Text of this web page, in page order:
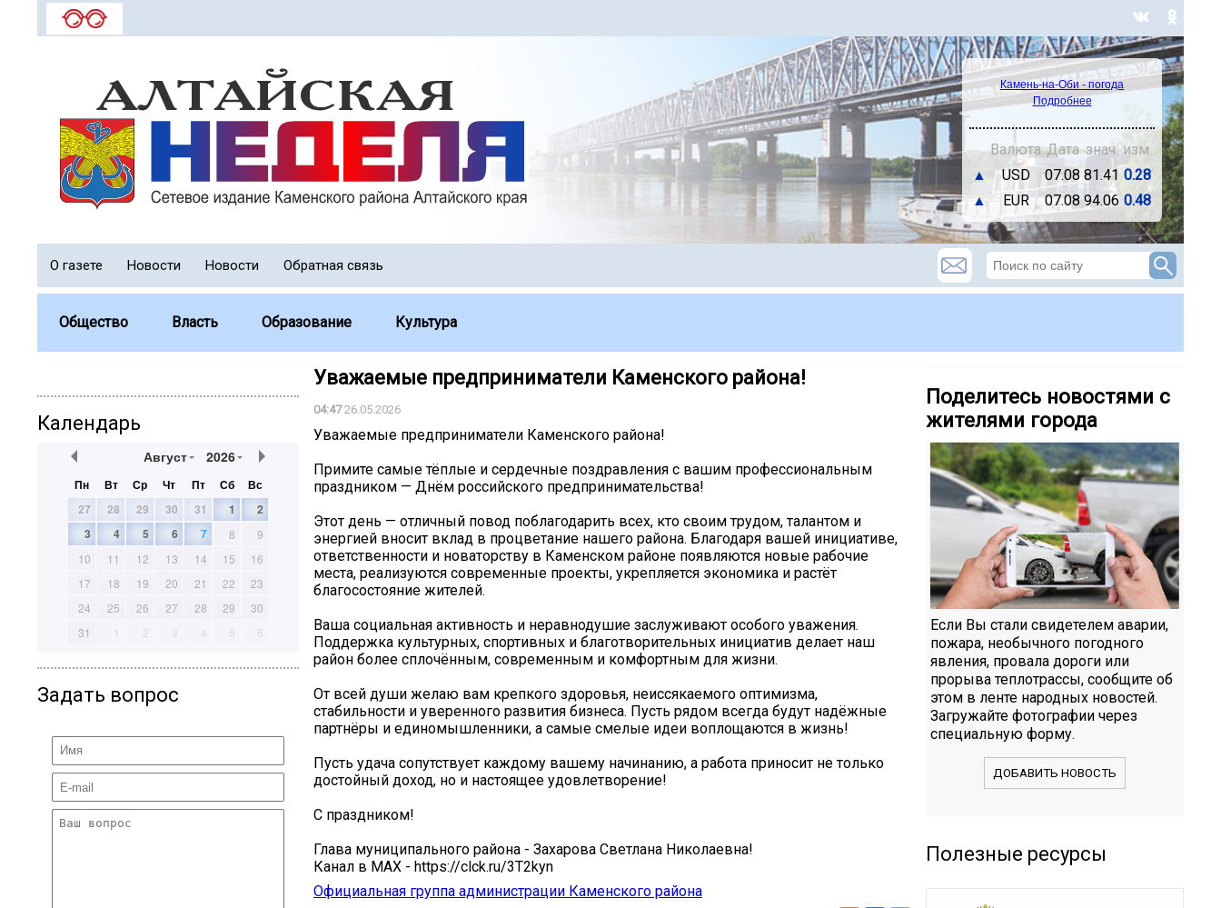
Камень-на-Оби - погода
Подробнее
Валюта Дата знач. изм.
▲
USD 07.08 81.41 0.28
▲
EUR 07.08 94.06 0.48
О газете Новости Новости Обратная связь
Общество Власть Образование Культура
Календарь
Август 2026
Пн Вт Ср Чт Пт Сб
Вс
27
28 29 30 31 1
2
3
4 5 6 7 8
9
10
11 12 13 14 15
16
17
18 19 20 21 22
23
24
25 26 27 28 29
30
31
1 2 3 4 5 6
Задать вопрос
Уважаемые предприниматели Каменского района!
04:4726.05.2026
Уважаемые предприниматели Каменского района!
Примите самые тёплые и сердечные поздравления с вашим профессиональным
праздником — Днём российского предпринимательства!
Этот день — отличный повод поблагодарить всех, кто своим трудом, талантом и
энергией вносит вклад в процветание нашего района. Благодаря вашей инициативе,
ответственности и новаторству в Каменском районе появляются новые рабочие
места, реализуются современные проекты, укрепляется экономика и растёт
благосостояние жителей.
Ваша социальная активность и неравнодушие заслуживают особого уважения.
Поддержка культурных, спортивных и благотворительных инициатив делает наш
район более сплочённым, современным и комфортным для жизни.
От всей души желаю вам крепкого здоровья, неиссякаемого оптимизма,
стабильности и уверенного развития бизнеса. Пусть рядом всегда будут надёжные
партнёры и единомышленники, а самые смелые идеи воплощаются в жизнь!
Пусть удача сопутствует каждому вашему начинанию, а работа приносит не только
достойный доход, но и настоящее удовлетворение!
С праздником!
Глава муниципального района - Захарова Светлана Николаевна!
Канал в МАХ - https://clck.ru/3T2kyn
Официальная группа администрации Каменского района
Поделитесь новостями с
жителями города
Если Вы стали свидетелем аварии,
пожара, необычного погодного
явления, провала дороги или
прорыва теплотрассы, сообщите об
этом в ленте народных новостей.
Загружайте фотографии через
специальную форму.
ДОБАВИТЬ НОВОСТЬ
Полезные ресурсы